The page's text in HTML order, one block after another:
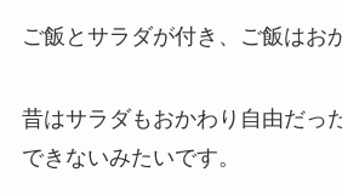
ご飯とサラダが付き、ご飯はお
昔はサラダもおかわり自由だっ
できないみたいです。